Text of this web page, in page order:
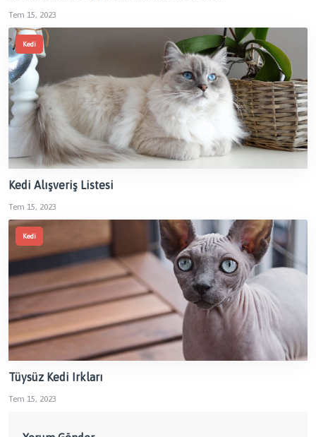
Tem 15, 2023
Kedi
Kedi Alışveriş Listesi
Tem 15, 2023
Kedi
Tüysüz Kedi Irkları
Tem 15, 2023